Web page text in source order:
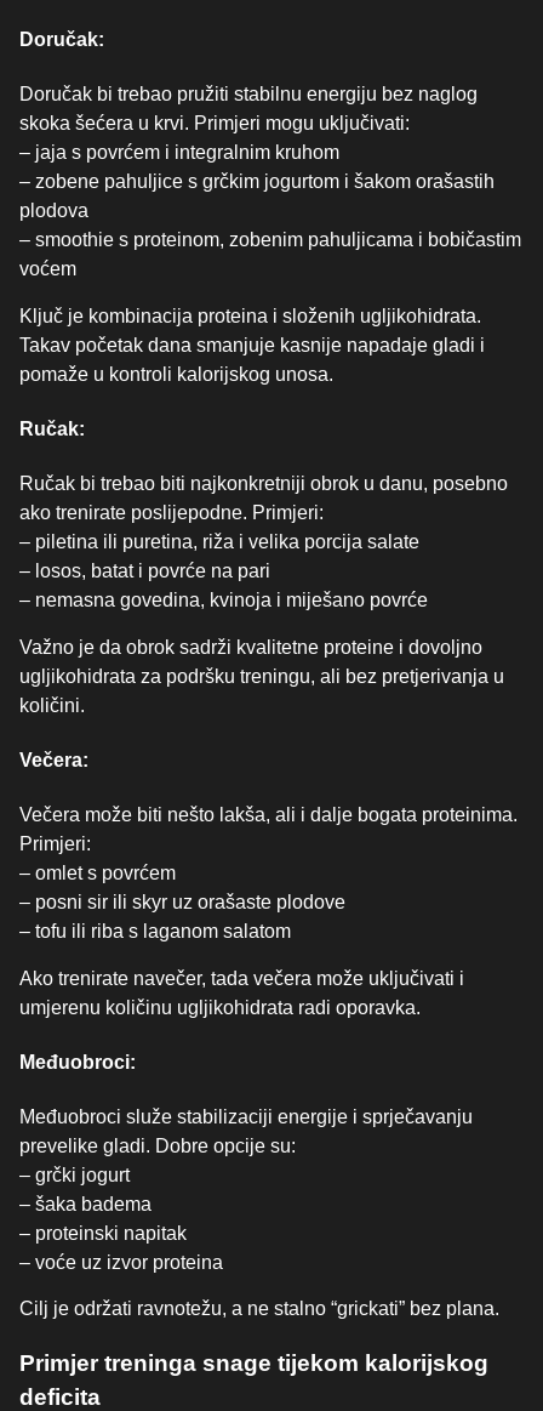
Doručak:
Doručak bi trebao pružiti stabilnu energiju bez naglog
skoka šećera u krvi. Primjeri mogu uključivati:
– jaja s povrćem i integralnim kruhom
– zobene pahuljice s grčkim jogurtom i šakom orašastih
plodova
– smoothie s proteinom, zobenim pahuljicama i bobičastim
voćem
Ključ je kombinacija proteina i složenih ugljikohidrata.
Takav početak dana smanjuje kasnije napadaje gladi i
pomaže u kontroli kalorijskog unosa.
Ručak:
Ručak bi trebao biti najkonkretniji obrok u danu, posebno
ako trenirate poslijepodne. Primjeri:
– piletina ili puretina, riža i velika porcija salate
– losos, batat i povrće na pari
– nemasna govedina, kvinoja i miješano povrće
Važno je da obrok sadrži kvalitetne proteine i dovoljno
ugljikohidrata za podršku treningu, ali bez pretjerivanja u
količini.
Večera:
Večera može biti nešto lakša, ali i dalje bogata proteinima.
Primjeri:
– omlet s povrćem
– posni sir ili skyr uz orašaste plodove
– tofu ili riba s laganom salatom
Ako trenirate navečer, tada večera može uključivati i
umjerenu količinu ugljikohidrata radi oporavka.
Međuobroci:
Međuobroci služe stabilizaciji energije i sprječavanju
prevelike gladi. Dobre opcije su:
– grčki jogurt
– šaka badema
– proteinski napitak
– voće uz izvor proteina
Cilj je održati ravnotežu, a ne stalno “grickati” bez plana.
Primjer treninga snage tijekom kalorijskog
deficita